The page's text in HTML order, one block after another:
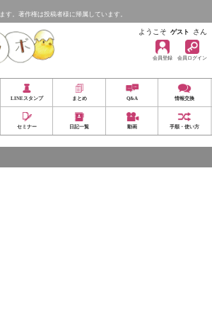
す。著作権は投稿者様に帰属しています。
ようこそ ゲスト さん
会員登録 会員ログイン
LINEスタンプ まとめ Q&A 情報交換
セミナー 日記一覧 動画 手順・使い方